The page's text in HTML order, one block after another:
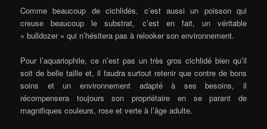
Comme beaucoup de cichlidés, c’est aussi un poisson qui
creuse beaucoup le substrat, c’est en fait, un véritable
« bulldozer » qui n’hésitera pas à relooker son environnement.
Pour l’aquariophile, ce n’est pas un très gros cichlidé bien qu’il
soit de belle taille et, il faudra surtout retenir que contre de bons
soins et un environnement adapté à ses besoins, il
récompensera toujours son propriétaire en se parant de
magnifiques couleurs, rose et verte à l’âge adulte.